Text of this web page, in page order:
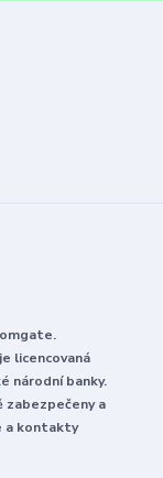
licencovaná
národní banky.
zabezpečeny a
a kontakty